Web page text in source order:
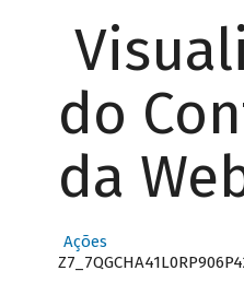
do
da
Ações